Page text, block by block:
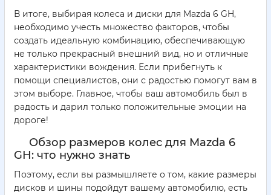
В итоге, выбирая колеса и диски для Mazda 6 GH,
необходимо учесть множество факторов, чтобы
создать идеальную комбинацию, обеспечивающую
не только прекрасный внешний вид, но и отличные
характеристики вождения. Если прибегнуть к
помощи специалистов, они с радостью помогут вам в
этом выборе. Главное, чтобы ваш автомобиль был в
радость и дарил только положительные эмоции на
дороге!
Обзор размеров колес для Mazda 6
GH: что нужно знать
Поэтому, если вы размышляете о том, какие размеры
дисков и шины подойдут вашему автомобилю, есть